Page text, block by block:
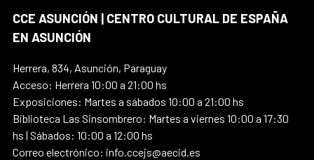
CCE ASUNCIÓN | CENTRO CULTURAL DE ESPAÑA
EN ASUNCIÓN
Herrera, 834, Asunción, Paraguay
Acceso: Herrera 10:00 a 21:00 hs
Exposiciones: Martes a sábados 10:00 a 21:00 hs
Biblioteca Las Sinsombrero: Martes a viernes 10:00 a 17:30
hs | Sábados: 10:00 a 12:00 hs
Correo electrónico: info.ccejs@aecid.es